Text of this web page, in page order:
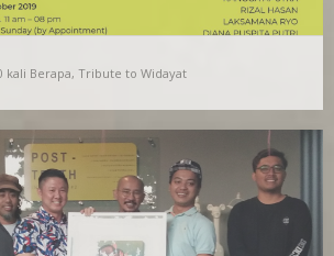
to Widayat
bisa terpukau pada apa saja. Pada hal
pernah kita…
kali Berapa, Tribute to Widayat